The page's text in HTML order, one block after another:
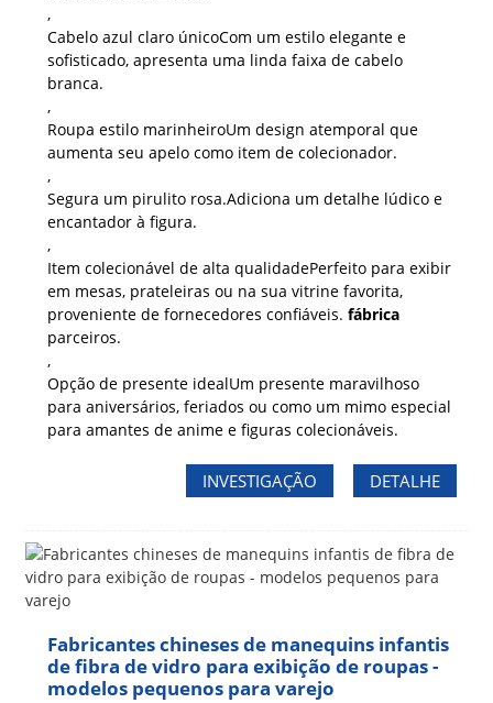
,
Cabelo azul claro únicoCom um estilo elegante e
sofisticado, apresenta uma linda faixa de cabelo
branca.
,
Roupa estilo marinheiroUm design atemporal que
aumenta seu apelo como item de colecionador.
,
Segura um pirulito rosa.Adiciona um detalhe lúdico e
encantador à figura.
,
Item colecionável de alta qualidadePerfeito para exibir
em mesas, prateleiras ou na sua vitrine favorita,
proveniente de fornecedores confiáveis. fábrica
parceiros.
,
Opção de presente idealUm presente maravilhoso
para aniversários, feriados ou como um mimo especial
para amantes de anime e figuras colecionáveis.
INVESTIGAÇÃO DETALHE
Fabricantes chineses de manequins infantis
de fibra de vidro para exibição de roupas -
modelos pequenos para varejo